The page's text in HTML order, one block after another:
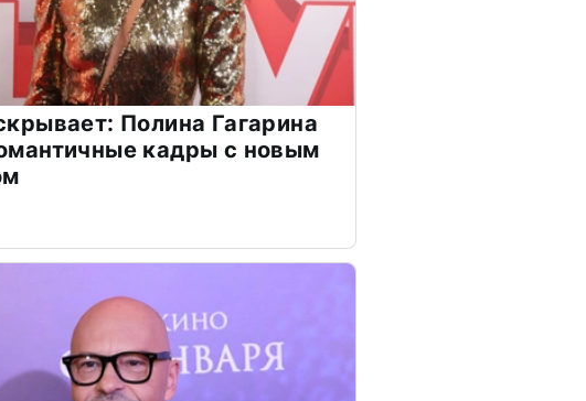
Полина Гагарина
кадры с новым